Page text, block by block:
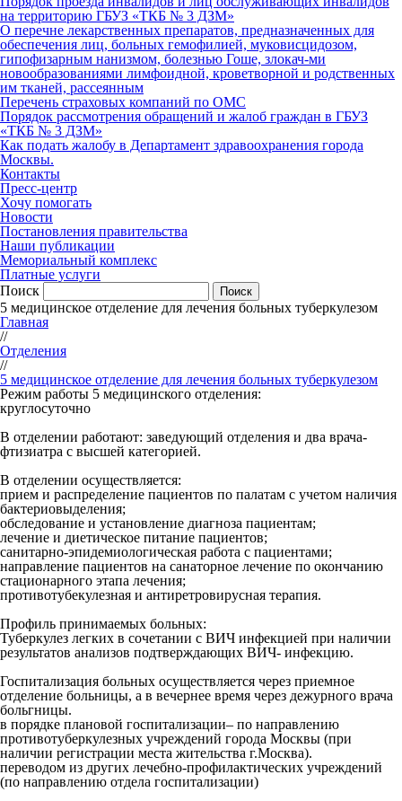
на территорию ГБУЗ «ТКБ № 3 ДЗМ»
О перечне лекарственных препаратов, предназначенных для
обеспечения лиц, больных гемофилией, муковисцидозом,
гипофизарным нанизмом, болезнью Гоше, злокач-ми
новообразованиями лимфоидной, кроветворной и родственных
им тканей, рассеянным
Перечень страховых компаний по ОМС
Порядок рассмотрения обращений и жалоб граждан в ГБУЗ
«ТКБ № 3 ДЗМ»
Как подать жалобу в Департамент здравоохранения города
Москвы.
Контакты
Пресс-центр
Хочу помогать
Новости
Постановления правительства
Наши публикации
Мемориальный комплекс
Платные услуги
Поиск
5 медицинское отделение для лечения больных туберкулезом
Главная
//
Отделения
//
5 медицинское отделение для лечения больных туберкулезом
Режим работы 5 медицинского отделения:
круглосуточно
В отделении работают: заведующий отделения и два врача-
фтизиатра с высшей категорией.
В отделении осуществляется:
прием и распределение пациентов по палатам с учетом наличия
бактериовыделения;
обследование и установление диагноза пациентам;
лечение и диетическое питание пациентов;
санитарно-эпидемиологическая работа с пациентами;
направление пациентов на санаторное лечение по окончанию
стационарного этапа лечения;
противотубекулезная и антиретровирусная терапия.
Профиль принимаемых больных:
Туберкулез легких в сочетании с ВИЧ инфекцией при наличии
результатов анализов подтверждающих ВИЧ- инфекцию.
Госпитализация больных осуществляется через приемное
отделение больницы, а в вечернее время через дежурного врача
больгницы.
в порядке плановой госпитализации– по направлению
противотуберкулезных учреждений города Москвы (при
наличии регистрации места жительства г.Москва).
переводом из других лечебно-профилактических учреждений
(по направлению отдела госпитализации)